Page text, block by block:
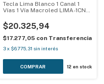
Tecla Lima Blanco 1 Canal 1
Vías 1 Vía Macroled LIMA-1CN-
$20.325,94
$17.277,05 con Transferencia
3 x $6.775,31 sin interés
12 en stock